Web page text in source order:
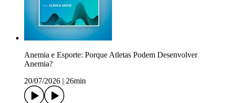
Anemia e Esporte: Porque Atletas Podem Desenvolver
Anemia?
20/07/2026 | 26min